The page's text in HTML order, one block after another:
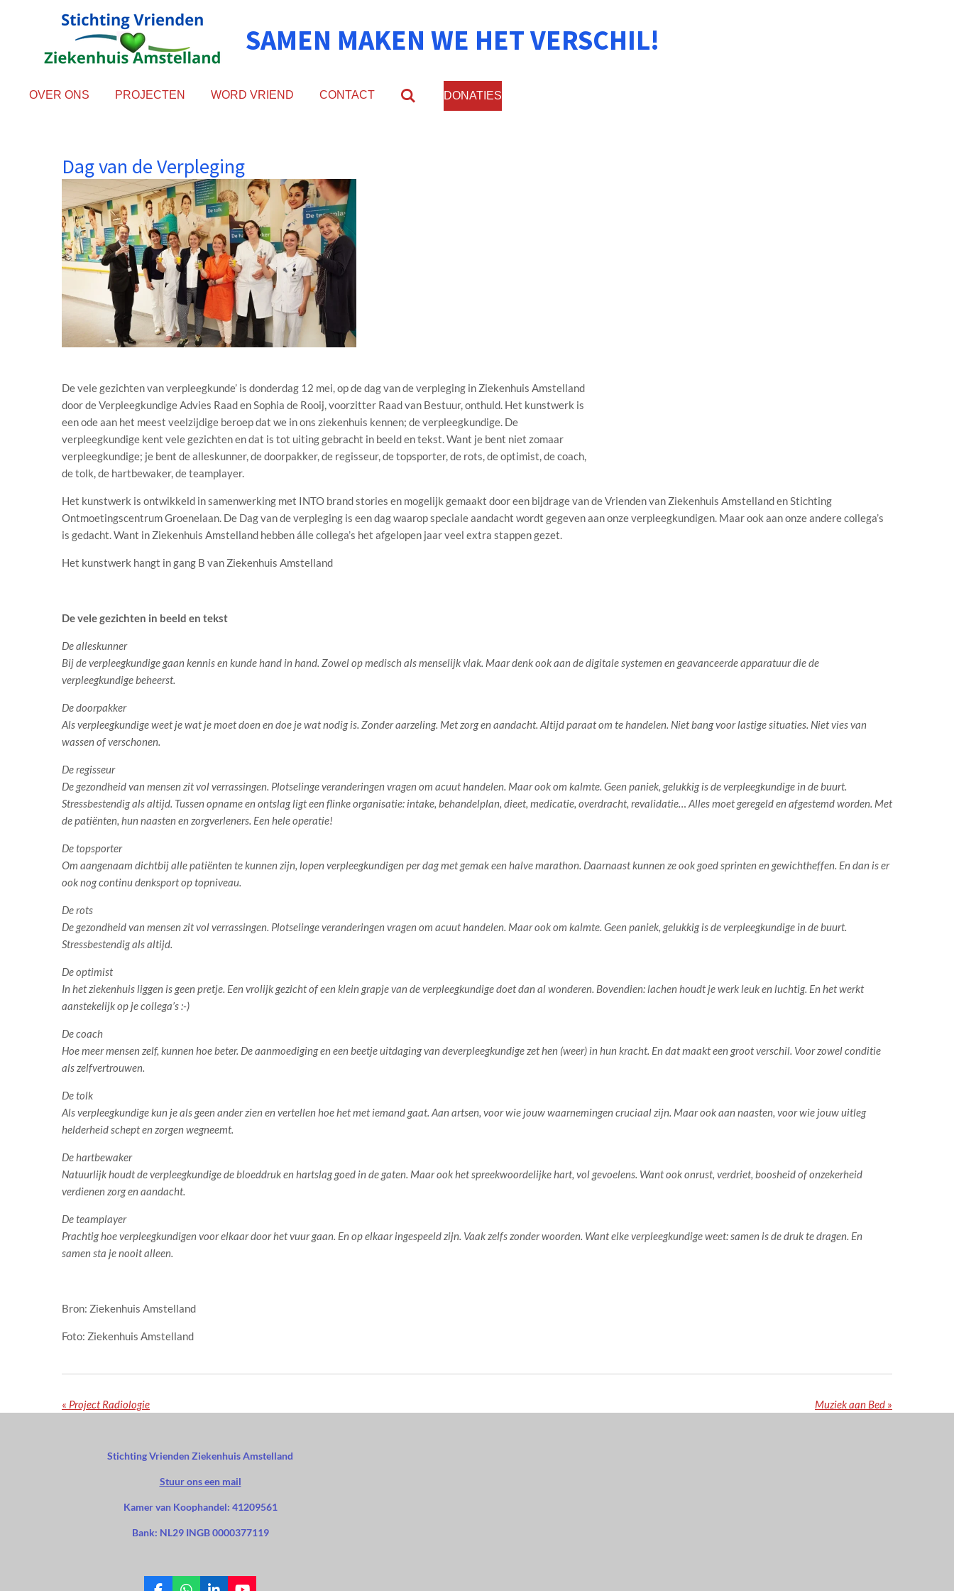
SAMEN MAKEN WE HET VERSCHIL!
OVER ONS PROJECTEN WORD VRIEND CONTACT DONATIES
Dag van de Verpleging
De vele gezichten van verpleegkunde’ is donderdag 12 mei, op de dag van de verpleging in Ziekenhuis Amstelland
door de Verpleegkundige Advies Raad en Sophia de Rooij, voorzitter Raad van Bestuur, onthuld. Het kunstwerk is
een ode aan het meest veelzijdige beroep dat we in ons ziekenhuis kennen; de verpleegkundige. De
verpleegkundige kent vele gezichten en dat is tot uiting gebracht in beeld en tekst. Want je bent niet zomaar
verpleegkundige; je bent de alleskunner, de doorpakker, de regisseur, de topsporter, de rots, de optimist, de coach,
de tolk, de hartbewaker, de teamplayer.
Het kunstwerk is ontwikkeld in samenwerking met INTO brand stories en mogelijk gemaakt door een bijdrage van de Vrienden van Ziekenhuis Amstelland en Stichting
Ontmoetingscentrum Groenelaan. De Dag van de verpleging is een dag waarop speciale aandacht wordt gegeven aan onze verpleegkundigen. Maar ook aan onze andere collega’s
is gedacht. Want in Ziekenhuis Amstelland hebben álle collega’s het afgelopen jaar veel extra stappen gezet.
Het kunstwerk hangt in gang B van Ziekenhuis Amstelland
De vele gezichten in beeld en tekst
De alleskunner
Bij de verpleegkundige gaan kennis en kunde hand in hand. Zowel op medisch als menselijk vlak. Maar denk ook aan de digitale systemen en geavanceerde apparatuur die de
verpleegkundige beheerst.
De doorpakker
Als verpleegkundige weet je wat je moet doen en doe je wat nodig is. Zonder aarzeling. Met zorg en aandacht. Altijd paraat om te handelen. Niet bang voor lastige situaties. Niet vies van
wassen of verschonen.
De regisseur
De gezondheid van mensen zit vol verrassingen. Plotselinge veranderingen vragen om acuut handelen. Maar ook om kalmte. Geen paniek, gelukkig is de verpleegkundige in de buurt.
Stressbestendig als altijd. Tussen opname en ontslag ligt een flinke organisatie: intake, behandelplan, dieet, medicatie, overdracht, revalidatie… Alles moet geregeld en afgestemd worden. Met
de patiënten, hun naasten en zorgverleners. Een hele operatie!
De topsporter
Om aangenaam dichtbij alle patiënten te kunnen zijn, lopen verpleegkundigen per dag met gemak een halve marathon. Daarnaast kunnen ze ook goed sprinten en gewichtheffen. En dan is er
ook nog continu denksport op topniveau.
De rots
De gezondheid van mensen zit vol verrassingen. Plotselinge veranderingen vragen om acuut handelen. Maar ook om kalmte. Geen paniek, gelukkig is de verpleegkundige in de buurt.
Stressbestendig als altijd.
De optimist
In het ziekenhuis liggen is geen pretje. Een vrolijk gezicht of een klein grapje van de verpleegkundige doet dan al wonderen. Bovendien: lachen houdt je werk leuk en luchtig. En het werkt
aanstekelijk op je collega’s :-)
De coach
Hoe meer mensen zelf, kunnen hoe beter. De aanmoediging en een beetje uitdaging van deverpleegkundige zet hen (weer) in hun kracht. En dat maakt een groot verschil. Voor zowel conditie
als zelfvertrouwen.
De tolk
Als verpleegkundige kun je als geen ander zien en vertellen hoe het met iemand gaat. Aan artsen, voor wie jouw waarnemingen cruciaal zijn. Maar ook aan naasten, voor wie jouw uitleg
helderheid schept en zorgen wegneemt.
De hartbewaker
Natuurlijk houdt de verpleegkundige de bloeddruk en hartslag goed in de gaten. Maar ook het spreekwoordelijke hart, vol gevoelens. Want ook onrust, verdriet, boosheid of onzekerheid
verdienen zorg en aandacht.
De teamplayer
Prachtig hoe verpleegkundigen voor elkaar door het vuur gaan. En op elkaar ingespeeld zijn. Vaak zelfs zonder woorden. Want elke verpleegkundige weet: samen is de druk te dragen. En
samen sta je nooit alleen.
Bron: Ziekenhuis Amstelland
Foto: Ziekenhuis Amstelland
« Project Radiologie Muziek aan Bed »
Stichting Vrienden Ziekenhuis Amstelland
Stuur ons een mail
Kamer van Koophandel: 41209561
Bank: NL29 INGB 0000377119